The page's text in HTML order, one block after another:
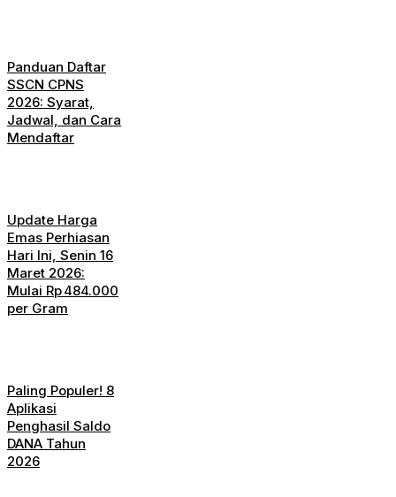
Panduan Daftar
SSCN CPNS
2026: Syarat,
Jadwal, dan Cara
Mendaftar
Update Harga
Emas Perhiasan
Hari Ini, Senin 16
Maret 2026:
Mulai Rp 484.000
per Gram
Paling Populer! 8
Aplikasi
Penghasil Saldo
DANA Tahun
2026